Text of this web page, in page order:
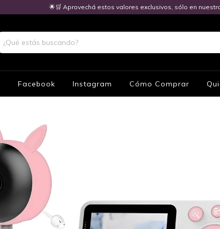
🌟🛒 Aprovechá estos valores exclusivos, sólo en
Facebook Instagram Cómo Comprar